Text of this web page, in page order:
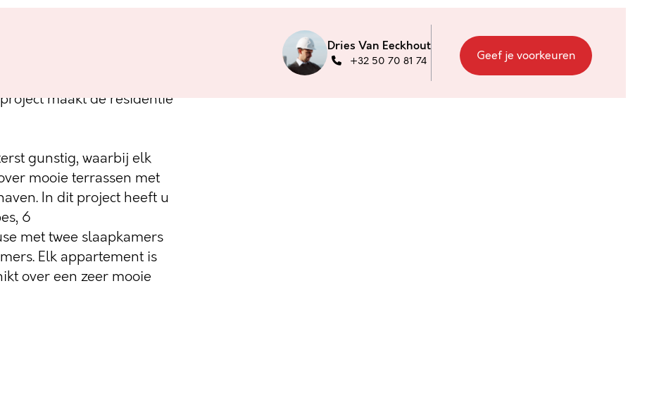
Dries Van Eeckhout
+32 50 70 81 74 Geef je voorkeuren
Z44 beschikt over 21
maakt de residentie
gunstig, waarbij elk
mooie terrassen met
In dit project heeft u
6
met twee slaapkamers
Elk appartement is
over een zeer mooie